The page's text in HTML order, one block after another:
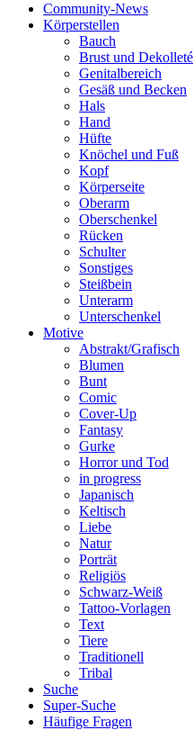
Community-News
Körperstellen
Bauch
Brust und Dekolleté
Genitalbereich
Gesäß und Becken
Hals
Hand
Hüfte
Knöchel und Fuß
Kopf
Körperseite
Oberarm
Oberschenkel
Rücken
Schulter
Sonstiges
Steißbein
Unterarm
Unterschenkel
Motive
Abstrakt/Grafisch
Blumen
Bunt
Comic
Cover-Up
Fantasy
Gurke
Horror und Tod
in progress
Japanisch
Keltisch
Liebe
Natur
Porträt
Religiös
Schwarz-Weiß
Tattoo-Vorlagen
Text
Tiere
Traditionell
Tribal
Suche
Super-Suche
Häufige Fragen